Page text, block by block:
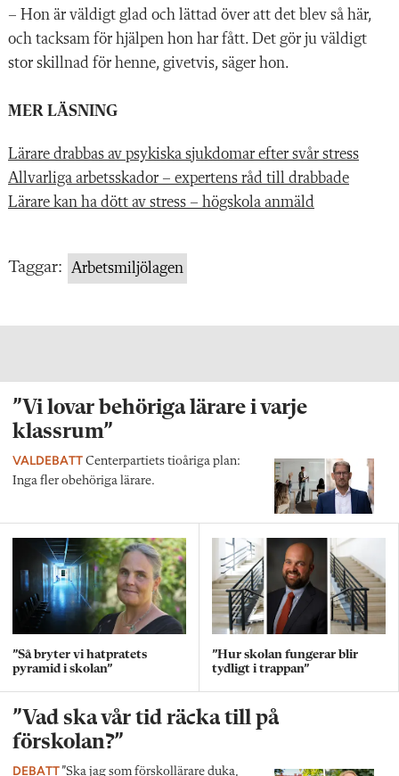
– Hon är väldigt glad och lättad över att det blev så här,
och tacksam för hjälpen hon har fått. Det gör ju väldigt
stor skillnad för henne, givetvis, säger hon.
MER LÄSNING
Lärare drabbas av psykiska sjukdomar efter svår stress
Allvarliga arbetsskador – expertens råd till drabbade
Lärare kan ha dött av stress – högskola anmäld
Taggar: Arbetsmiljölagen
”Vi lovar behöriga lärare i varje
klassrum”
VALDEBATT Centerpartiets tioåriga plan:
Inga fler obehöriga lärare.
”Så bryter vi hatpratets
pyramid i skolan”
”Hur skolan fungerar blir
tydligt i trappan”
”Vad ska vår tid räcka till på
förskolan?”
DEBATT”Ska jag som förskollärare duka,